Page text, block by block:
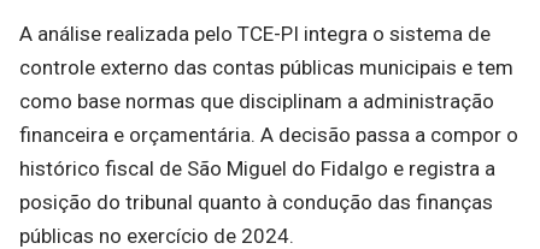
A análise realizada pelo TCE-PI integra o sistema de
controle externo das contas públicas municipais e tem
como base normas que disciplinam a administração
financeira e orçamentária. A decisão passa a compor o
histórico fiscal de São Miguel do Fidalgo e registra a
posição do tribunal quanto à condução das finanças
públicas no exercício de 2024.